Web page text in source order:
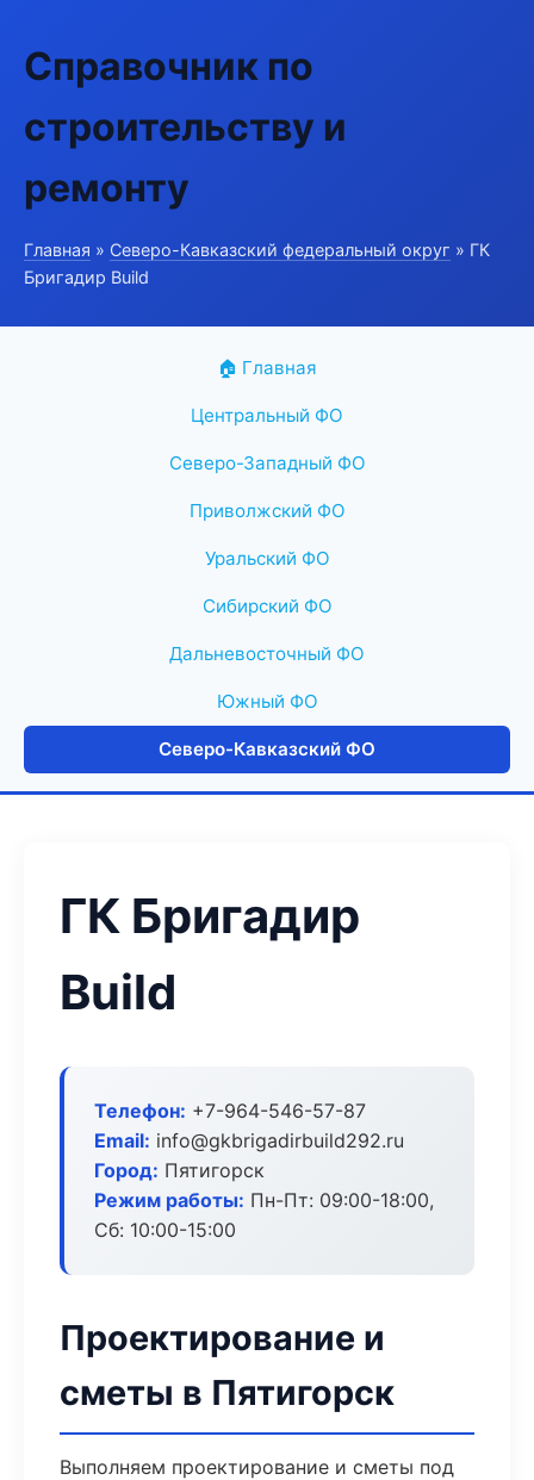
Справочник по
строительству и
ремонту
Главная » Северо-Кавказский федеральный округ » ГК
Бригадир Build
🏠 Главная
Центральный ФО
Северо-Западный ФО
Приволжский ФО
Уральский ФО
Сибирский ФО
Дальневосточный ФО
Южный ФО
Северо-Кавказский ФО
ГК Бригадир
Build
Телефон: +7-964-546-57-87
Email: info@gkbrigadirbuild292.ru
Город: Пятигорск
Режим работы: Пн-Пт: 09:00-18:00,
Сб: 10:00-15:00
Проектирование и
сметы в Пятигорск
Выполняем проектирование и сметы под